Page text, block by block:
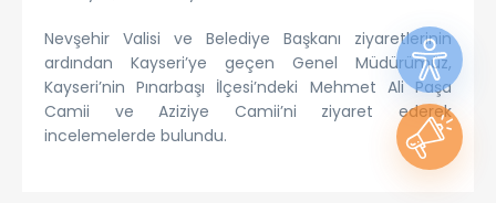
Nevşehir Valisi ve Belediye Başkanı ziyaretlerinin
ardından Kayseri’ye geçen Genel Müdürümüz,
Kayseri’nin Pınarbaşı İlçesi’ndeki Mehmet Ali Paşa
Camii ve Aziziye Camii’ni ziyaret ederek
incelemelerde bulundu.